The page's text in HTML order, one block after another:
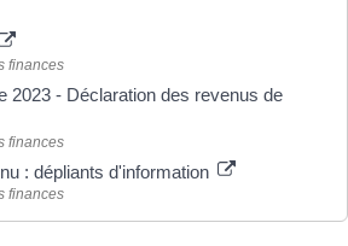
finances
2023 - Déclaration des revenus de
finances
: dépliants d'information
finances